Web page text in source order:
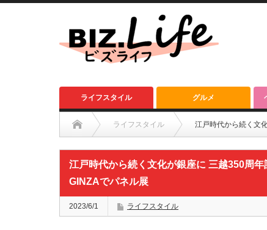
ライフスタイル グルメ
ライフスタイル 江戸時代から続く文
江戸時代から続く文化が銀座に 三越350周
GINZAでパネル展
2023/6/1 ライフスタイル